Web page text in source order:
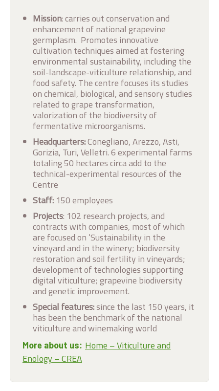
Mission: carries out conservation and
enhancement of national grapevine
germplasm. Promotes innovative
cultivation techniques aimed at fostering
environmental sustainability, including the
soil-landscape-viticulture relationship, and
food safety. The centre focuses its studies
on chemical, biological, and sensory studies
related to grape transformation,
valorization of the biodiversity of
fermentative microorganisms.
Headquarters:Conegliano, Arezzo, Asti,
Gorizia, Turi, Velletri. 6 experimental farms
totaling 50 hectares circa add to the
technical-experimental resources of the
Centre
Staff: 150 employees
Projects: 102 research projects, and
contracts with companies, most of which
are focused on ‘Sustainability in the
vineyard and in the winery; biodiversity
restoration and soil fertility in vineyards;
development of technologies supporting
digital viticulture; grapevine biodiversity
and genetic improvement.
Special features:since the last 150 years, it
has been the benchmark of the national
viticulture and winemaking world
More about us: Home – Viticulture and
Enology – CREA